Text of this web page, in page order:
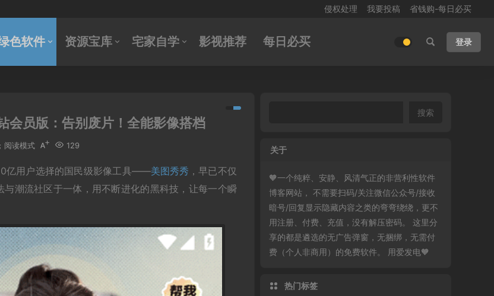
侵权处理 我要投稿 省钱购-每日必买
色软件 资源宝库 宅家自学 影视推荐 每日必买 登录
会员版：告别废片！全能影像搭档
129
阅读模式
亿用户选择的国民级影像工具——美图秀秀 ，早已不仅
潮流社区于一体，用不断进化的黑科技，让每一个瞬
搜索
关于
🧡一个纯粹、安静、风清气正的非营利性软件
博客网站， 不需要扫码/关注微信公众号/接收
暗号/回复显示隐藏内容之类的弯弯绕绕，更不
用注册、付费、充值，没有解压密码。 这里分
享的都是遴选的无广告弹窗，无捆绑，无需付
费（个人非商用）的免费软件。 用爱发电🧡
热门标签